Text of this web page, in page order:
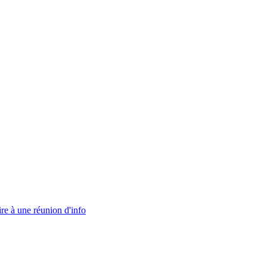
à une réunion d'info